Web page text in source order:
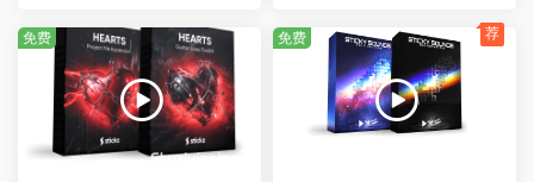
免费 免费 荐